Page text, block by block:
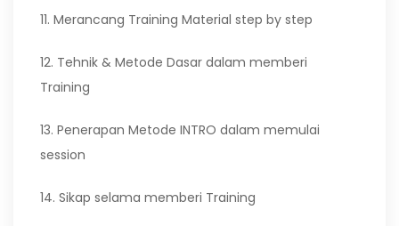
11. Merancang Training Material step by step
12. Tehnik & Metode Dasar dalam memberi
Training
13. Penerapan Metode INTRO dalam memulai
session
14. Sikap selama memberi Training